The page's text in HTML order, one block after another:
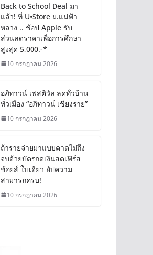
Back to School Deal มา
แล้ว! ที่ U•Store ม.แม่ฟ้า
หลวง .. ช้อป Apple รับ
ส่วนลดราคาเพื่อการศึกษา
สูงสุด 5,000.-*
10 กรกฎาคม 2026
อภิทาวน์ เฟสติวัล ลดทั่วบ้าน
ทั่วเมือง “อภิทาวน์ เชียงราย”
10 กรกฎาคม 2026
ถ้ารายจ่ายมาแบบคาดไม่ถึง
จบด้วยบัตรกดเงินสดเฟิร์ส
ช้อยส์ ใบเดียว อัปความ
สามารถครบ!
10 กรกฎาคม 2026